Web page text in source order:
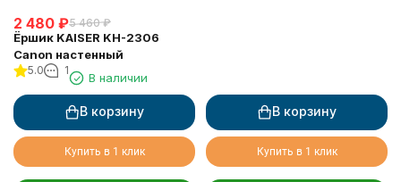
2 480 ₽5 460 ₽
Ёршик KAISER KH-2306
Canon настенный
5.0 1
В наличии
В корзину
Купить в 1 клик
В корзину
Купить в 1 клик